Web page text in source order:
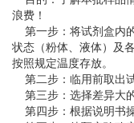
浪费！
第一步：将试剂盒内
状态（粉体、液体）及
按照规定温度存放。
第二步：临用前取出
第三步：选择差异大
第四步：根据说明书